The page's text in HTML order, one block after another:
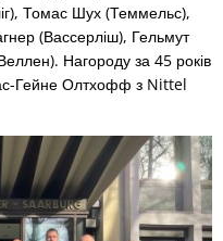
Томас Шух (Теммельс),
(Вассерліш), Гельмут
Нагороду за 45 років
Гейне Олтхофф з Nittel